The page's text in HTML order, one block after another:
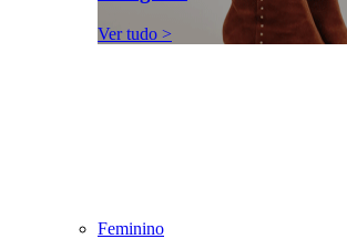
Ver tudo >
Feminino